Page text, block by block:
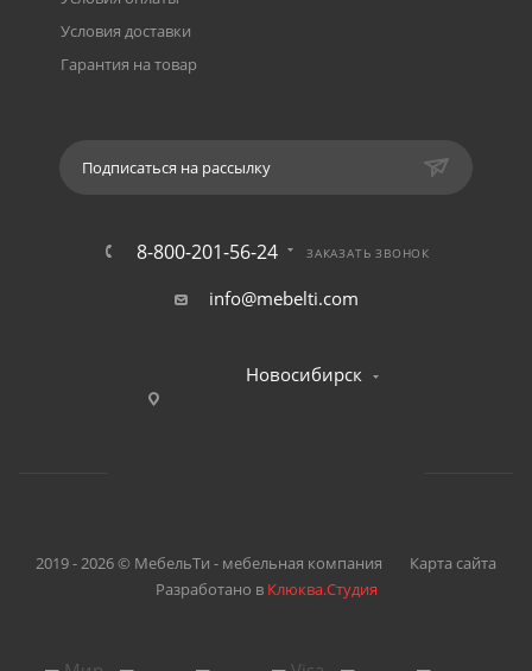
Условия доставки
Гарантия на товар
Подписаться на рассылку
8-800-201-56-24 ЗАКАЗАТЬ ЗВОНОК
info@mebelti.com
Новосибирск
2019 - 2026 © МебельТи - мебельная компания
Карта сайта
Разработано в Клюква.Студия